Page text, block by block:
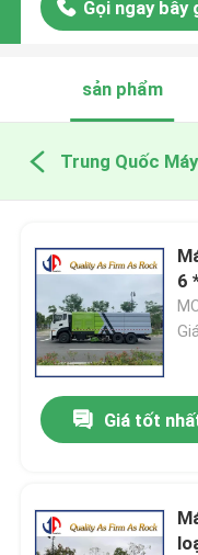
Gọi ngay bây
sản phẩm
Trung Quốc
6
Giá tốt